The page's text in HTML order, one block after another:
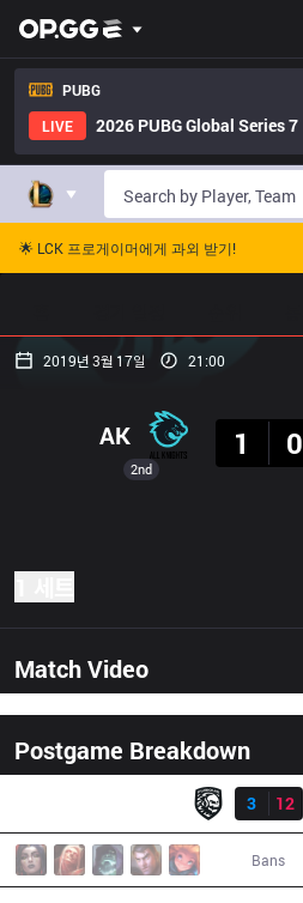
PUBG
LIVE
2026 PUBG Global Series 7
🌟 LCK 프로게이머에게 과외 받기!
2019년 3월 17일 21:00
2nd
AK
1
0
Match Video
Postgame Breakdown
3
12
Bans